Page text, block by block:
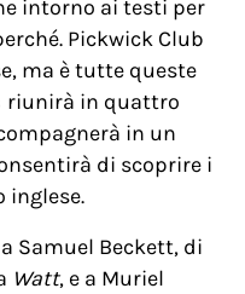
intorno ai testi per
Pickwick Club
ma è tutte queste
riunirà in quattro
in un
di scoprire i
inglese.
Samuel Beckett, di
Watt, e a Muriel